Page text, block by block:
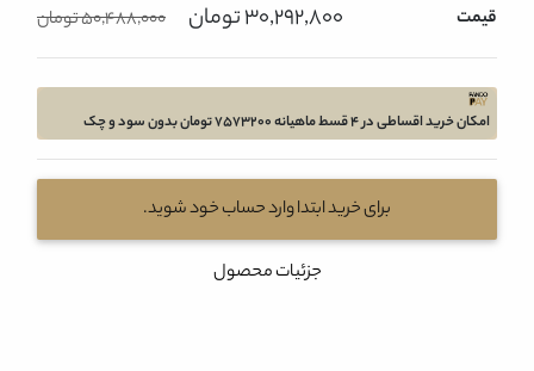
قیمت 30,292,800 تومان 50,488,000 تومان
امکان خرید اقساطی در 4 قسط ماهیانه 7573200 تومان بدون سود و چک
برای خرید ابتدا وارد حساب خود شوید.
جزئیات محصول